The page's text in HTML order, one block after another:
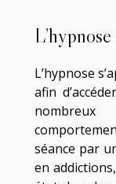
L’hypnose
afin
séance par
en